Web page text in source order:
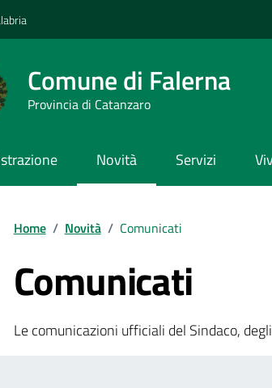
Comune di Falerna
Provincia di Catanzaro
Novità Servizi
Home / Novità / Comunicati
Comunicati
Le comunicazioni ufficiali del Sindaco,